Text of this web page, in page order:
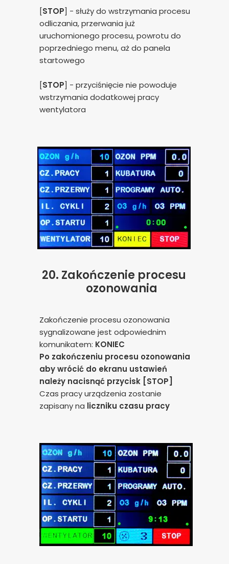
[STOP] - służy do wstrzymania procesu
odliczania, przerwania już
uruchomionego procesu, powrotu do
poprzedniego menu, aż do panela
startowego
[STOP] - przyciśnięcie nie powoduje
wstrzymania dodatkowej pracy
wentylatora
20. Zakończenie procesu
ozonowania
Zakończenie procesu ozonowania
sygnalizowane jest odpowiednim
komunikatem: KONIEC
Po zakończeniu procesu ozonowania
aby wrócić do ekranu ustawień
należy nacisnąć przycisk [ STOP
Czas pracy urządzenia zostanie
zapisany na liczniku czasu pracy